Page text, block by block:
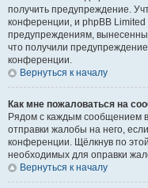
получить предупреждение.
конференции, и phpBB Limited
предупреждениям,
что получили
конференции.
Вернуться к началу
Как мне пожаловаться на
Рядом с каждым сообщением
отправки жалобы на него,
конференции. Щёлкнув по
необходимых для оправки
Вернуться к началу